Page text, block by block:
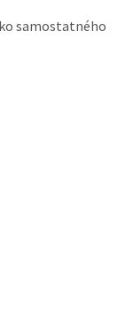
samostatného